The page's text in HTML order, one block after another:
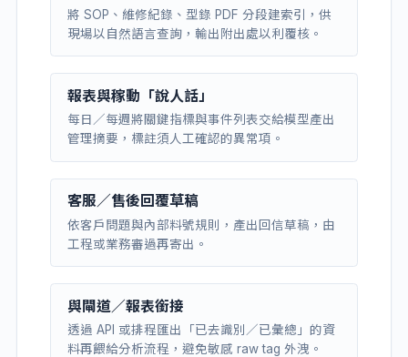
將 SOP、維修紀錄、型錄 PDF 分段建索引，供
現場以自然語言查詢，輸出附出處以利覆核。
報表與稼動「說人話」
每日／每週將關鍵指標與事件列表交給模型產出
管理摘要，標註須人工確認的異常項。
客服／售後回覆草稿
依客戶問題與內部料號規則，產出回信草稿，由
工程或業務審過再寄出。
與閘道／報表銜接
透過 API 或排程匯出「已去識別／已彙總」的資
料再餵給分析流程，避免敏感 raw tag 外洩。